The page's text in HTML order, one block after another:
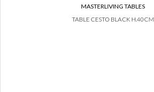
MASTERLIVING TABLES
TABLE CESTO BLACK H.40CM